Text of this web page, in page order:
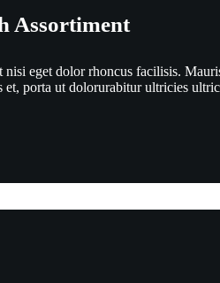
Assortiment
nisi eget dolor rhoncus facilisis.
et, porta ut dolorurabitur ultricies